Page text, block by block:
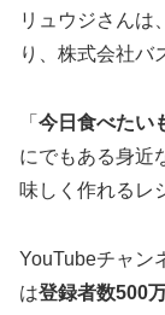
リュウジさんは
り、株式会社バ
「 今日食べたい
にでもある身近
味しく作れるレ
YouTubeチャン
は登録者数500